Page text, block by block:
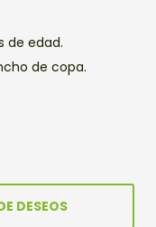
de edad.
de copa.
DESEOS